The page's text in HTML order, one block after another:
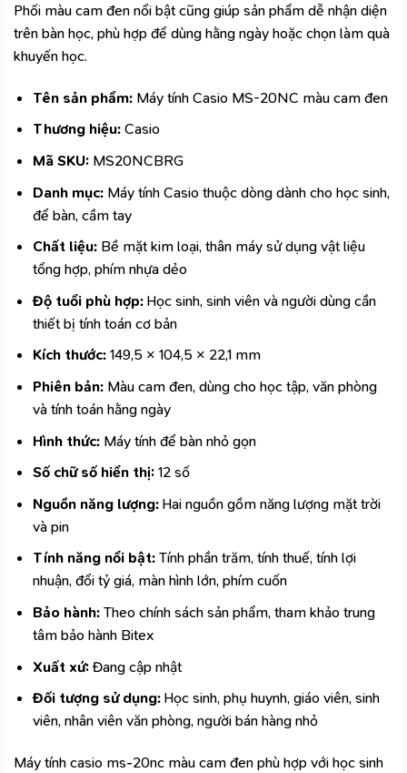
Phối màu cam đen nổi bật cũng giúp sản phẩm dễ nhận diện
trên bàn học, phù hợp để dùng hằng ngày hoặc chọn làm quà
khuyến học.
Tên sản phẩm:Máy tính Casio MS-20NC màu cam đen
Thương hiệu:Casio
Mã SKU:MS20NCBRG
Danh mục:Máy tính Casio thuộc dòngdành cho học sinh,
để bàn, cầm tay
Chất liệu:Bề mặt kim loại, thân máy sử dụng vật liệu
tổng hợp, phím nhựa dẻo
Độ tuổi phù hợp:Học sinh, sinh viên và người dùng cần
thiết bị tính toán cơ bản
Kích thước:149,5 × 104,5 × 22,1 mm
Phiên bản:Màu cam đen, dùng cho học tập, văn phòng
và tính toán hằng ngày
Hình thức:Máy tính để bàn nhỏ gọn
Số chữ số hiển thị:12 số
Nguồn năng lượng:Hai nguồn gồm năng lượng mặt trời
và pin
Tính năng nổi bật:Tính phần trăm, tính thuế, tính lợi
nhuận, đổi tỷ giá, màn hình lớn, phím cuốn
Bảo hành:Theo chính sách sản phẩm, tham khảo trung
tâm bảo hành Bitex
Xuất xứ:Đang cập nhật
Đối tượng sử dụng:Học sinh, phụ huynh, giáo viên, sinh
viên, nhân viên văn phòng, người bán hàng nhỏ
Máy tính casio ms-20nc màu cam đen phù hợp với học sinh